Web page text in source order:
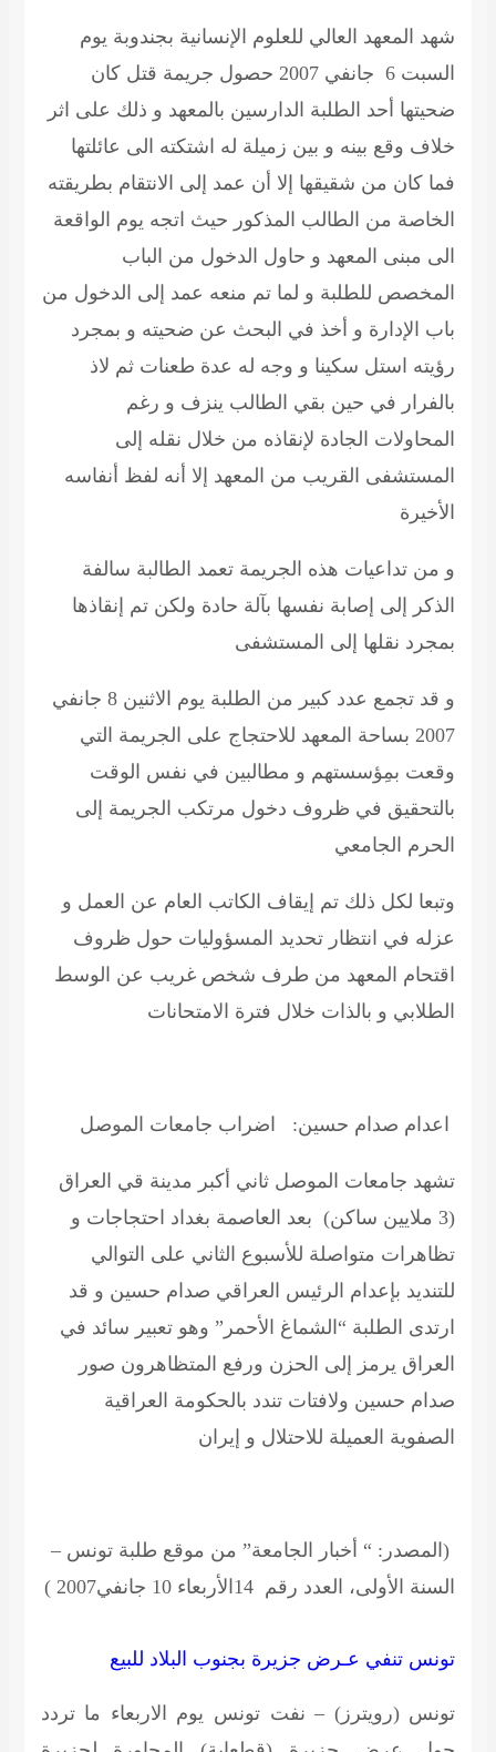
شهد المعهد العالي للعلوم الإنسانية بجندوبة يوم
السبت 6
جانفي
2007 حصول جريمة قتل كان
ضحيتها أحد الطلبة الدارسين بالمعهد و ذلك على اثر
خلاف وقع بينه و بين زميلة له اشتكته الى عائلتها
فما كان من شقيقها إلا أن عمد إلى الانتقام بطريقته
الخاصة من الطالب المذكور حيث اتجه يوم الواقعة
الى مبنى المعهد و حاول الدخول من الباب
المخصص للطلبة و لما تم منعه عمد إلى الدخول من
باب الإدارة و أخذ في البحث عن ضحيته و بمجرد
رؤيته استل سكينا و وجه له عدة طعنات ثم لاذ
بالفرار في حين بقي الطالب ينزف و رغم
المحاولات الجادة لإنقاذه من خلال نقله إلى
المستشفى القريب من المعهد إلا أنه لفظ أنفاسه
الأخيرة
و من تداعيات هذه الجريمة تعمد الطالبة سالفة
الذكر إلى إصابة نفسها بآلة حادة ولكن تم إنقاذها
بمجرد نقلها إلى المستشفى
و قد تجمع عدد كبير من الطلبة يوم الاثنين 8
جانفي
2007 بساحة المعهد للاحتجاج على الجريمة التي
وقعت بمِؤسستهم و مطالبين في نفس الوقت
بالتحقيق في ظروف دخول مرتكب الجريمة إلى
الحرم الجامعي
وتبعا لكل ذلك تم إيقاف الكاتب العام عن العمل و
عزله في انتظار تحديد المسؤوليات حول ظروف
اقتحام المعهد من طرف شخص غريب عن الوسط
الطلابي و بالذات خلال فترة الامتحانات
اعدام صدام حسين: اضراب جامعات الموصل
تشهد جامعات الموصل ثاني أكبر مدينة قي العراق
(3 ملايين ساكن) بعد العاصمة بغداد احتجاجات و
تظاهرات متواصلة للأسبوع الثاني على التوالي
للتنديد بإعدام الرئيس العراقي صدام حسين و قد
ارتدى الطلبة “ الشماغ الأحمر” وهو تعبير سائد في
العراق يرمز إلى الحزن ورفع المتظاهرون صور
صدام حسين ولافتات تندد بالحكومة العراقية
الصفوية العميلة للاحتلال و إيران
(المصدر: “ أخبار الجامعة” من موقع طلبة تونس –
السنة الأولى، العدد رقم 14 الأربعاء 10 جانفي2007
)
تونس تنفي عـرض جزيرة بجنوب البلاد للبيع
تونس (رويترز) – نفت تونس يوم الاربعاء ما تردد